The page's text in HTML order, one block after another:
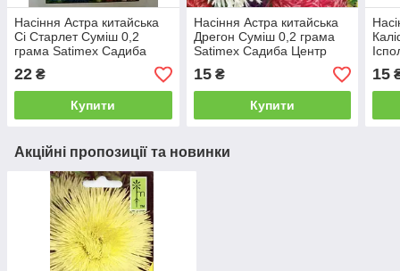
Насіння Астра китайська
Сі Старлет Суміш 0,2
грама Satimex Садиба
Центр
22 ₴
Купити
Насіння Астра китайська
Дрегон Суміш 0,2 грама
Satimex Садиба Центр
15₴
Купити
15
Акційні пропозиції та новинки